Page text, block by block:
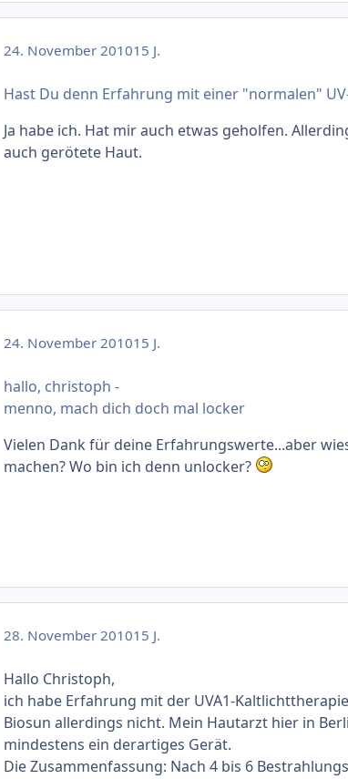
24. November 201015 J.
Hast Du denn Erfahrung mit einer "normalen"
Ja habe ich. Hat mir auch etwas geholfen.
auch gerötete Haut.
24. November 201015 J.
hallo, christoph -
menno, mach dich doch mal locker
Vielen Dank für deine Erfahrungswerte...aber
machen? Wo bin ich denn unlocker?
28. November 201015 J.
Hallo Christoph,
ich habe Erfahrung mit der UVA1-
Biosun allerdings nicht. Mein Hautarzt hier in
mindestens ein derartiges Gerät.
Die Zusammenfassung: Nach 4 bis 6